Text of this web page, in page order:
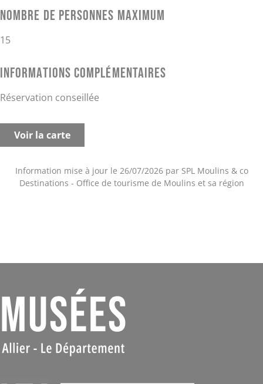
Nombre de personnes maximum
15
Informations complémentaires
Réservation conseillée
Voir la carte
Information mise à jour le 26/07/2026 par SPL Moulins & co
Destinations - Office de tourisme de Moulins et sa région